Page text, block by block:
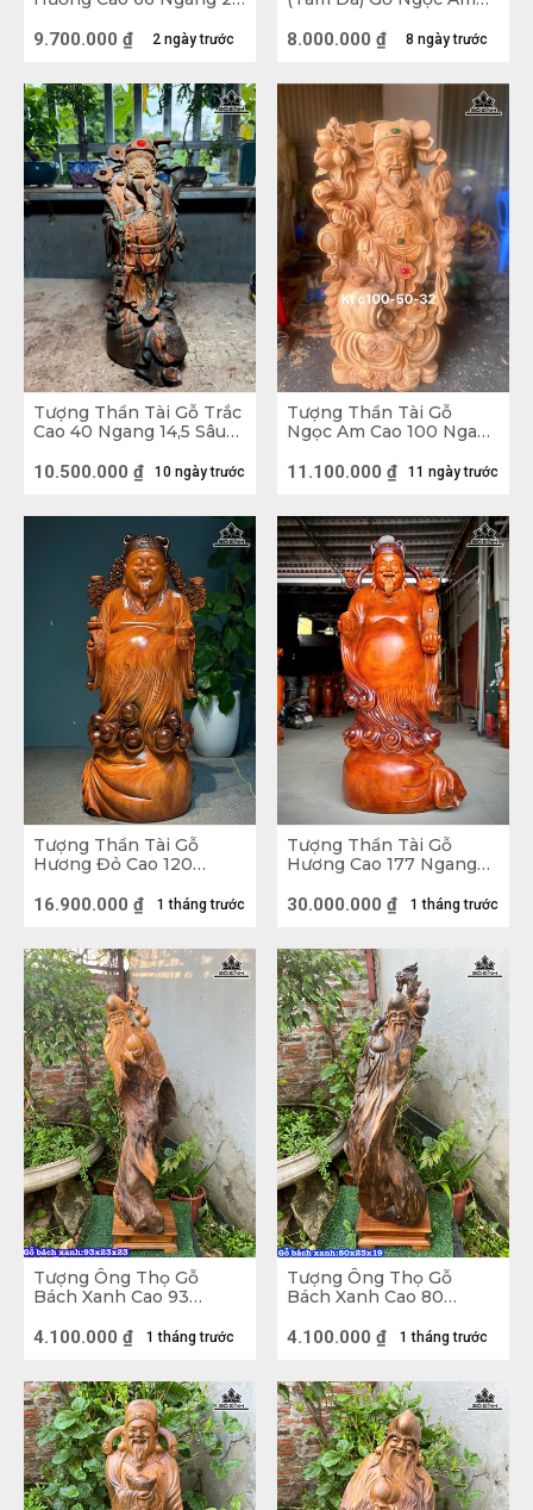
Tượng gỗ Phúc Lộc Thọ gỗ Hương
3 ông Phúc Lộc Thọ là ai?
Trong dân gian xưa truyền lại, tượng Phúc Lộc Thọ
hay Phước Lộc Thọ hoặc Tam Đa đều chỉ ba vị thần
thể hiện sự mong muốn của con người xưa và nay. 3
ông Phúc Lộc Thọ luôn đứng chung với nhau thì mới
thể hiện đúng ý nghĩa phong thủy. Tượng Phúc Lộc
Thọ bằng gỗ được điêu khắc vô cùng sắc nét những
nhân vật có thật của Trung Hoa.
Tượng Tam Đa Phúc Lộc Thọ gỗ nu Hương
2 ngày trước
9.700.000 ₫
(cm)
8 ngày trước
8.000.000 ₫
Tượng Thần Tài Gỗ Trắc
Cao 40 Ngang 14,5 Sâu
10 ngày trước
10.500.000 ₫
Tượng Thần Tài Gỗ
Ngọc Am Cao 100 Ngang
11 ngày trước
11.100.000 ₫
Tượng Thần Tài Gỗ
Hương Đỏ Cao 120
1 tháng trước
16.900.000 ₫
Tượng Thần Tài Gỗ
Hương Cao 177 Ngang
1 tháng trước
30.000.000 ₫
Tượng Ông Thọ Gỗ
Bách Xanh Cao 93
1 tháng trước
4.100.000 ₫
Tượng Ông Thọ Gỗ
Bách Xanh Cao 80
1 tháng trước
4.100.000 ₫